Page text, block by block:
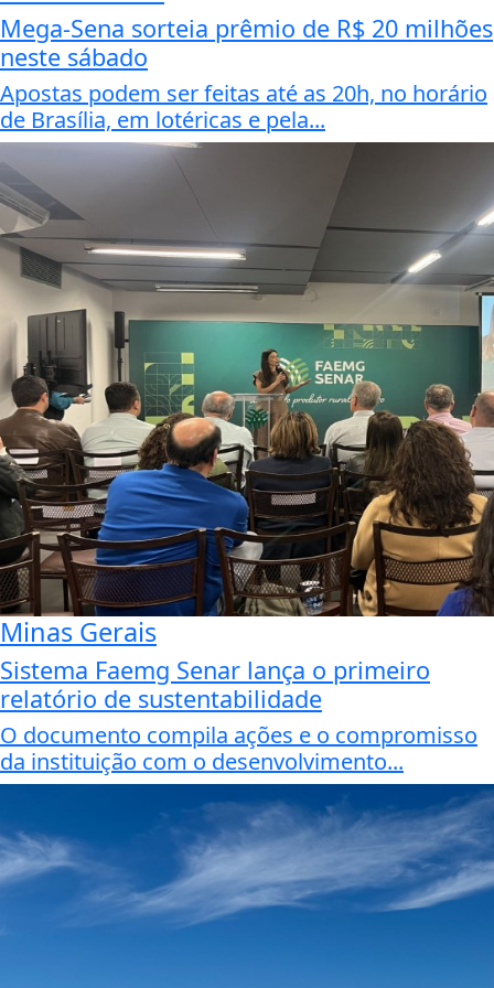
Mega-Sena sorteia prêmio de R$ 20 milhões
neste sábado
Apostas podem ser feitas até as 20h, no horário
de Brasília, em lotéricas e pela...
Minas Gerais
Sistema Faemg Senar lança o primeiro
relatório de sustentabilidade
O documento compila ações e o compromisso
da instituição com o desenvolvimento...